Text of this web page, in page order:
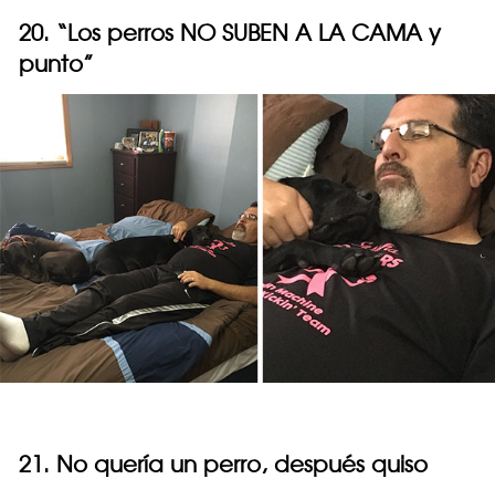
20. “Los perros NO SUBEN A LA CAMA y
punto”
21. No quería un perro, después quiso